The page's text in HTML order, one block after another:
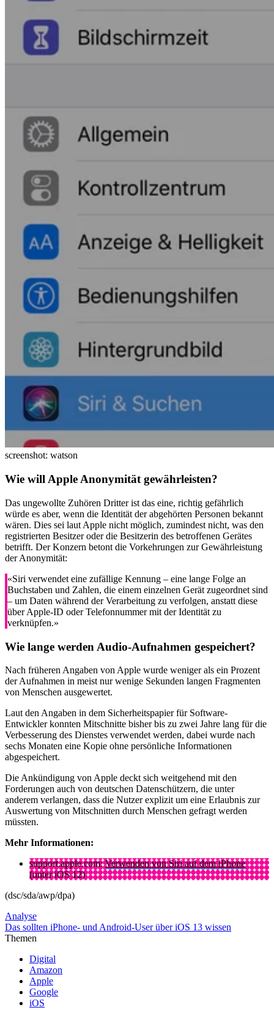
screenshot: watson
Wie will Apple Anonymität gewährleisten?
Das ungewollte Zuhören Dritter ist das eine, richtig gefährlich
würde es aber, wenn die Identität der abgehörten Personen bekannt
wären. Dies sei laut Apple nicht möglich, zumindest nicht, was den
registrierten Besitzer oder die Besitzerin des betroffenen Gerätes
betrifft. Der Konzern betont die Vorkehrungen zur Gewährleistung
der Anonymität:
«Siri verwendet eine zufällige Kennung – eine lange Folge an
Buchstaben und Zahlen, die einem einzelnen Gerät zugeordnet sind
– um Daten während der Verarbeitung zu verfolgen, anstatt diese
über Apple-ID oder Telefonnummer mit der Identität zu
verknüpfen.»
Wie lange werden Audio-Aufnahmen gespeichert?
Nach früheren Angaben von Apple wurde weniger als ein Prozent
der Aufnahmen in meist nur wenige Sekunden langen Fragmenten
von Menschen ausgewertet.
Laut den Angaben in dem Sicherheitspapier für Software-
Entwickler konnten Mitschnitte bisher bis zu zwei Jahre lang für die
Verbesserung des Dienstes verwendet werden, dabei wurde nach
sechs Monaten eine Kopie ohne persönliche Informationen
abgespeichert.
Die Ankündigung von Apple deckt sich weitgehend mit den
Forderungen auch von deutschen Datenschützern, die unter
anderem verlangen, dass die Nutzer explizit um eine Erlaubnis zur
Auswertung von Mitschnitten durch Menschen gefragt werden
müssten.
Mehr Informationen:
support.apple.com:Verwenden von Siri auf dem iPhone
(unter iOS 12)
(dsc/sda/awp/dpa)
Analyse
Das sollten iPhone- und Android-User über iOS 13 wissen
Themen
Digital
Amazon
Apple
Google
iOS